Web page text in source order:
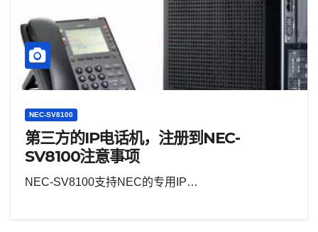
NEC-SV8100
第三方的IP电话机，注册到NEC-
SV8100注意事项
NEC-SV8100支持NEC的专用IP…